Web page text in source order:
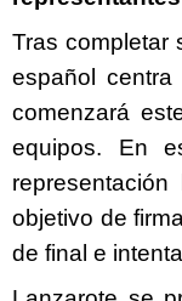
Tras completar
español
comenzará
equipos. En
objetivo de
de final e